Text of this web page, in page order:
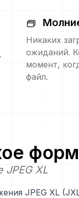
Никаких
ожиданий.
момент,
файл.
JPEG XL
JPEG XL